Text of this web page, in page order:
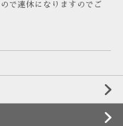
で連休になりますのでご